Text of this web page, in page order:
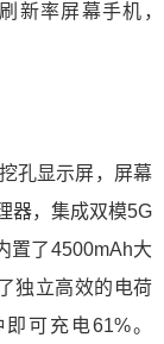
孔显示屏，屏幕
器，集成双模5G
置了4500mAh大
独立高效的电荷
可充电61%。